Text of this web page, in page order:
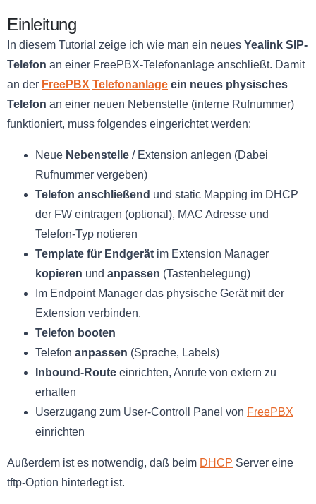
Einleitung
In diesem Tutorial zeige ich wie man ein neues Yealink SIP-
Telefon an einer FreePBX-Telefonanlage anschließt. Damit
an der FreePBX Telefonanlage ein neues physisches
Telefon an einer neuen Nebenstelle (interne Rufnummer)
funktioniert, muss folgendes eingerichtet werden:
Neue Nebenstelle / Extension anlegen (Dabei
Rufnummer vergeben)
Telefon anschließend und static Mapping im DHCP
der FW eintragen (optional), MAC Adresse und
Telefon-Typ notieren
Template für Endgerät im Extension Manager
kopieren und anpassen (Tastenbelegung)
Im Endpoint Manager das physische Gerät mit der
Extension verbinden.
Telefon booten
Telefon anpassen (Sprache, Labels)
Inbound-Route einrichten, Anrufe von extern zu
erhalten
Userzugang zum User-Controll Panel von FreePBX
einrichten
Außerdem ist es notwendig, daß beim DHCP Server eine
tftp-Option hinterlegt ist.